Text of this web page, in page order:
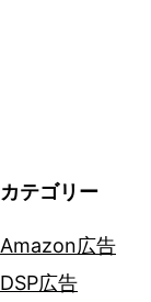
ン
カテゴリー
Amazon広告
DSP広告